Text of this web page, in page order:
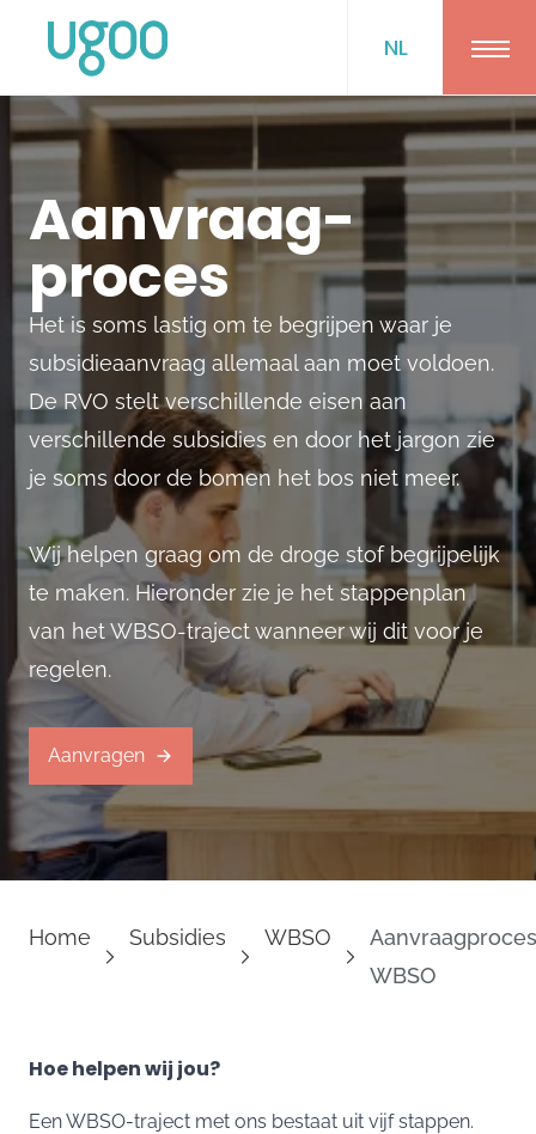
NL
Aanvraag­
proces
Het is soms lastig om te begrijpen waar je
subsidieaanvraag allemaal aan moet voldoen.
De RVO stelt verschillende eisen aan
verschillende subsidies en door het jargon zie
je soms door de bomen het bos niet meer.
Wij helpen graag om de droge stof begrijpelijk
te maken. Hieronder zie je het stappenplan
van het WBSO-traject wanneer wij dit voor je
regelen.
Aanvragen
Home Subsidies WBSO
Aanvraagproces
WBSO
Hoe helpen wij jou?
Een WBSO-traject met ons bestaat uit vijf stappen.